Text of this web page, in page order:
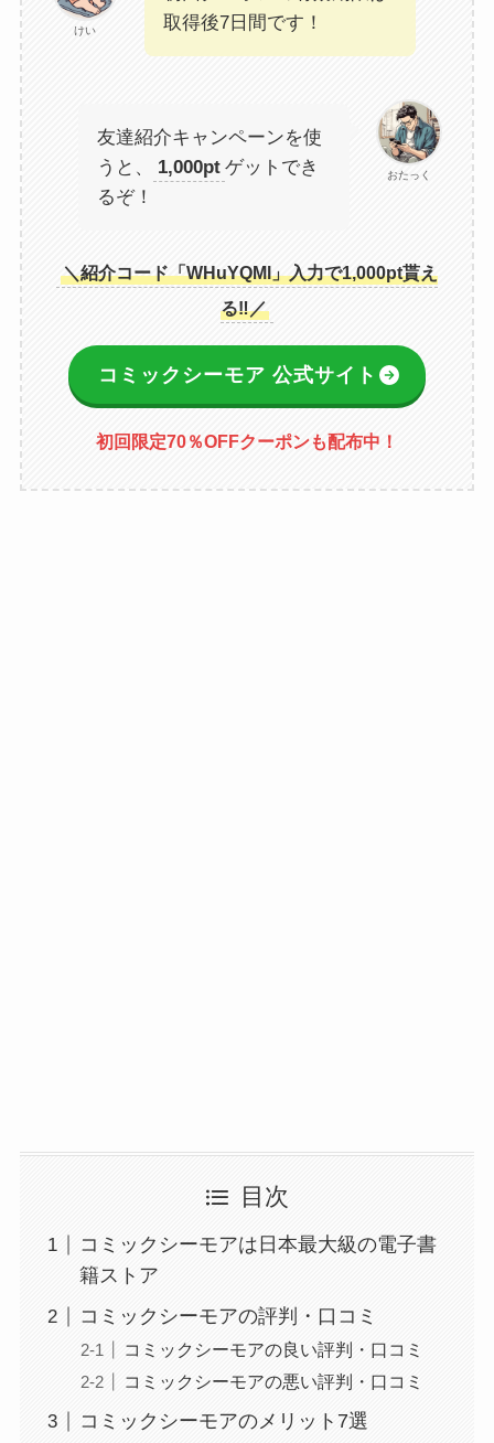
けい
取得後7日間です！
おたっく
友達紹介キャンペーンを使
うと、
1,000pt ゲットでき
るぞ！
＼紹介コード「WHuYQMl」入力で1,000pt貰え
る‼／
コミックシーモア 公式サイト
初回限定70％OFFクーポンも配布中！
目次
コミックシーモアは日本最大級の電子書
籍ストア
コミックシーモアの評判・口コミ
コミックシーモアの良い評判・口コミ
コミックシーモアの悪い評判・口コミ
コミックシーモアのメリット7選